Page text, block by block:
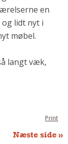
en
lidt nyt i
møbel.
langt væk,
Næste side »
Print